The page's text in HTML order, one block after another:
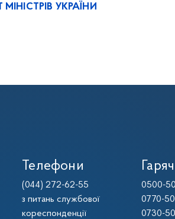
МІНІСТРІВ УКРАЇНИ
Телефони
(044) 272-62-55
з питань службової
кореспонденції
0500-
0770-
0730-